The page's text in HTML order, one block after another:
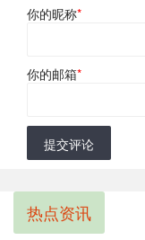
你的昵称*
你的邮箱*
提交评论
热点资讯